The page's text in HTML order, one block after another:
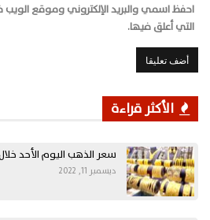
احفظ اسمي والبريد الإلكتروني وموقع
التي أعلق فيها.
الأكثر قراءة
سعر الذهب اليوم الأحد
ديسمبر 11, 2022